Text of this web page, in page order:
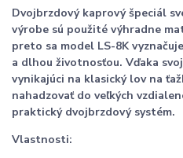
Dvojbrzdový kaprový špeciál
výrobe sú použité výhradne
preto sa model LS-8K
a dlhou životnosťou. Vďaka
vynikajúci na klasický lov na
nahadzovať do veľkých
praktický dvojbrzdový systém.
Vlastnosti: